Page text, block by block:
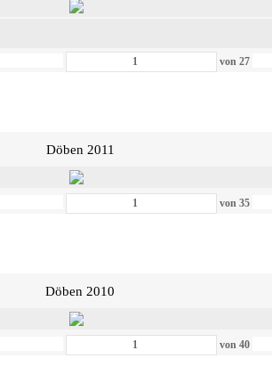
von27
Döben 2011
von35
Döben 2010
von40